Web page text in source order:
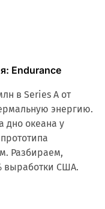
Endurance
в Series A от
энергию.
дно океана у
Разбираем,
выработки США.